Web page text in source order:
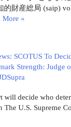
的財産総局 (saip)
More »
SCOTUS To
Strength: Judge
will decide who
The U.S. Supreme